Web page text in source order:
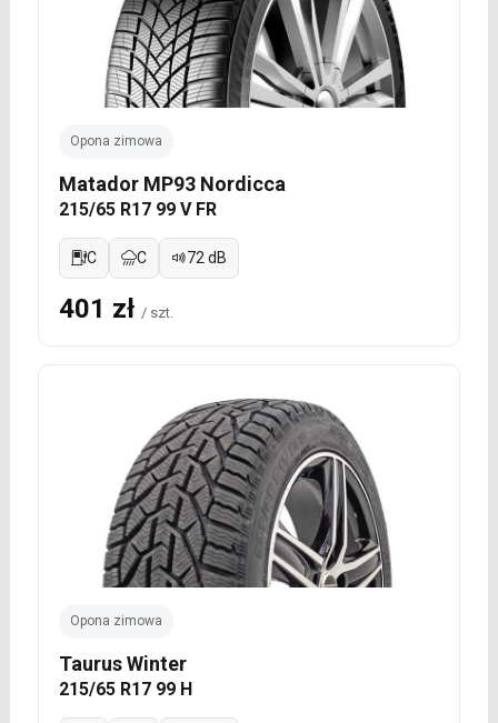
Opona zimowa
Matador MP93 Nordicca
215/65 R17 99 V FR
C C 72 dB
401 zł / szt.
Opona zimowa
Taurus Winter
215/65 R17 99 H